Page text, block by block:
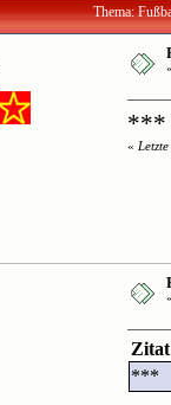
Thema:
***
«
Zitat
***